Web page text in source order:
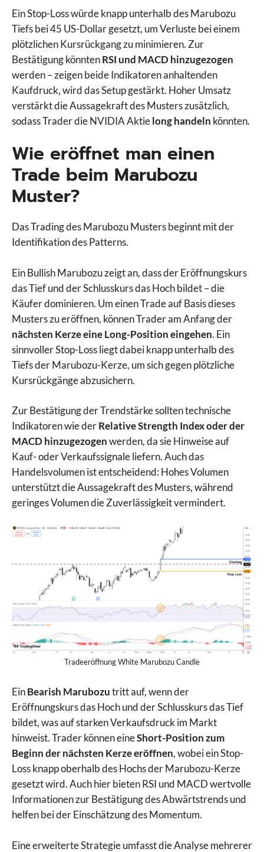
Ein Stop-Loss würde knapp unterhalb des Marubozu
Tiefs bei 45 US-Dollar gesetzt, um Verluste bei einem
plötzlichen Kursrückgang zu minimieren. Zur
Bestätigung könntenRSI und MACD hinzugezogen
werden – zeigen beide Indikatoren anhaltenden
Kaufdruck, wird das Setup gestärkt. Hoher Umsatz
verstärkt die Aussagekraft des Musters zusätzlich,
sodass Trader die NVIDIA Aktielong handeln könnten.
Wie eröffnet man einen
Trade beim Marubozu
Muster?
Das Trading des Marubozu Musters beginnt mit der
Identifikation des Patterns.
Ein Bullish Marubozu zeigt an, dass der Eröffnungskurs
das Tief und der Schlusskurs das Hoch bildet – die
Käufer dominieren. Um einen Trade auf Basis dieses
Musters zu eröffnen, können Trader am Anfang der
nächsten Kerze eine Long-Position eingehen. Ein
sinnvoller Stop-Loss liegt dabei knapp unterhalb des
Tiefs der Marubozu-Kerze, um sich gegen plötzliche
Kursrückgänge abzusichern.
Zur Bestätigung der Trendstärke sollten technische
Indikatoren wie derRelative Strength Index oder der
MACD hinzugezogenwerden, da sie Hinweise auf
Kauf- oder Verkaufssignale liefern. Auch das
Handelsvolumen ist entscheidend: Hohes Volumen
unterstützt die Aussagekraft des Musters, während
geringes Volumen die Zuverlässigkeit vermindert.
Tradeeröffnung White Marubozu Candle
EinBearish Marubozutritt auf, wenn der
Eröffnungskurs das Hoch und der Schlusskurs das Tief
bildet, was auf starken Verkaufsdruck im Markt
hinweist. Trader können eineShort-Position zum
Beginn der nächsten Kerze eröffnen, wobei ein Stop-
Loss knapp oberhalb des Hochs der Marubozu-Kerze
gesetzt wird. Auch hier bieten RSI und MACD wertvolle
Informationen zur Bestätigung des Abwärtstrends und
helfen bei der Einschätzung des Momentum.
Eine erweiterte Strategie umfasst die Analyse mehrerer